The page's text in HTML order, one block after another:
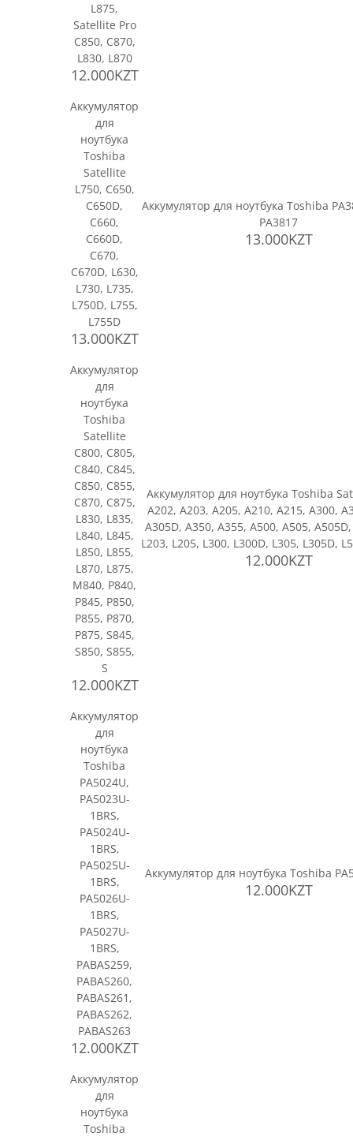
L875,
Satellite Pro
C850, C870,
L830, L870
12.000KZT
Аккумулятор
для
ноутбука
Toshiba
Satellite
L750, C650,
C650D,
C660,
C660D,
C670,
C670D, L630,
L730, L735,
L750D, L755,
L755D
13.000KZT
Аккумулятор для ноутбука Toshiba
PA3817
13.000KZT
Аккумулятор
для
ноутбука
Toshiba
Satellite
C800, C805,
C840, C845,
C850, C855,
C870, C875,
L830, L835,
L840, L845,
L850, L855,
L870, L875,
M840, P840,
P845, P850,
P855, P870,
P875, S845,
S850, S855,
S
12.000KZT
Аккумулятор для ноутбука Toshiba
A202, A203, A205, A210, A215, A300,
A305D, A350, A355, A500, A505,
L203, L205, L300, L300D, L305, L305D,
12.000KZT
Аккумулятор
для
ноутбука
Toshiba
PA5024U,
PA5023U-
1BRS,
PA5024U-
1BRS,
PA5025U-
1BRS,
PA5026U-
1BRS,
PA5027U-
1BRS,
PABAS259,
PABAS260,
PABAS261,
PABAS262,
PABAS263
12.000KZT
Аккумулятор для ноутбука Toshiba
12.000KZT
Аккумулятор
для
ноутбука
Toshiba